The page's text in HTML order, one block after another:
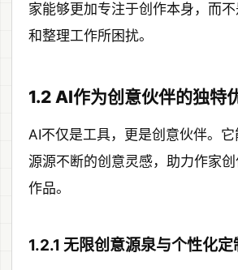
家能够更加专注于创作本身，而
和整理工作所困扰。
1.2 AI作为创意伙伴的独特
AI不仅是工具，更是创意伙伴。
源源不断的创意灵感，助力作家
作品。
1.2.1 无限创意源泉与个性化定